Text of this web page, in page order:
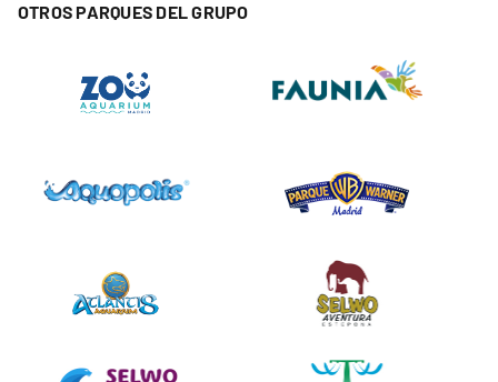
OTROS PARQUES DEL GRUPO